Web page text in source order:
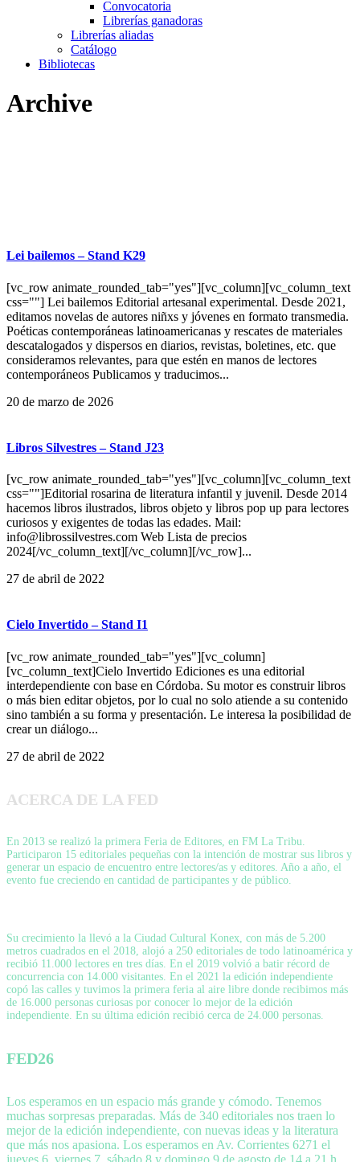
Convocatoria
Librerías ganadoras
Librerías aliadas
Catálogo
Bibliotecas
Archive
Lei bailemos – Stand K29
[vc_row animate_rounded_tab="yes"][vc_column][vc_column_text
css=""] Lei bailemos Editorial artesanal experimental. Desde 2021,
editamos novelas de autores niñxs y jóvenes en formato transmedia.
Poéticas contemporáneas latinoamericanas y rescates de materiales
descatalogados y dispersos en diarios, revistas, boletines, etc. que
consideramos relevantes, para que estén en manos de lectores
contemporáneos Publicamos y traducimos...
20 de marzo de 2026
Libros Silvestres – Stand J23
[vc_row animate_rounded_tab="yes"][vc_column][vc_column_text
css=""]Editorial rosarina de literatura infantil y juvenil. Desde 2014
hacemos libros ilustrados, libros objeto y libros pop up para lectores
curiosos y exigentes de todas las edades. Mail:
info@librossilvestres.com Web Lista de precios
2024[/vc_column_text][/vc_column][/vc_row]...
27 de abril de 2022
Cielo Invertido – Stand I1
[vc_row animate_rounded_tab="yes"][vc_column]
[vc_column_text]Cielo Invertido Ediciones es una editorial
interdependiente con base en Córdoba. Su motor es construir libros
o más bien editar objetos, por lo cual no solo atiende a su contenido
sino también a su forma y presentación. Le interesa la posibilidad de
crear un diálogo...
27 de abril de 2022
ACERCA DE LA FED
En 2013 se realizó la primera Feria de Editores, en FM La Tribu.
Participaron 15 editoriales pequeñas con la intención de mostrar sus libros y
generar un espacio de encuentro entre lectores/as y editores. Año a año, el
evento fue creciendo en cantidad de participantes y de público.
Su crecimiento la llevó a la Ciudad Cultural Konex, con más de 5.200
metros cuadrados en el 2018, alojó a 250 editoriales de todo latinoamérica y
recibió 11.000 lectores en tres días. En el 2019 volvió a batir récord de
concurrencia con 14.000 visitantes. En el 2021 la edición independiente
copó las calles y tuvimos la primera feria al aire libre donde recibimos más
de 16.000 personas curiosas por conocer lo mejor de la edición
independiente. En su última edición recibió cerca de 24.000 personas.
FED26
Los esperamos en un espacio más grande y cómodo. Tenemos
muchas sorpresas preparadas. Más de 340 editoriales nos traen lo
mejor de la edición independiente, con nuevas ideas y la literatura
que más nos apasiona. Los esperamos en Av. Corrientes 6271 el